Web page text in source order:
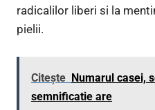
radicalilor liberi si la
pielii.
Citește Numarul casei,
semnificatie are